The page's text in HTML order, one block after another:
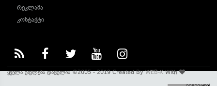
რეკლამა
კონტაქტი
ყველა უფლება დაცულია ©2005 - 2019 Created ByWEB-XWith